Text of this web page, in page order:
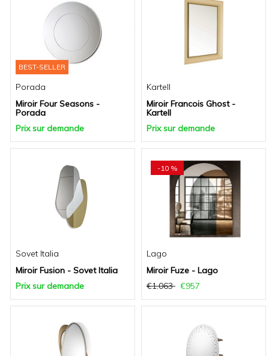
BEST-SELLER
Porada
Miroir Four Seasons -
Porada
Prix sur demande
Kartell
Miroir Francois Ghost -
Kartell
Prix sur demande
Sovet Italia
Miroir Fusion - Sovet Italia
Prix sur demande
-10 %
Lago
Miroir Fuze - Lago
€1.063
€957